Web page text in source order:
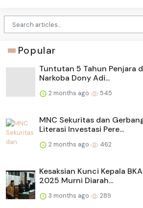
Popular
Tuntutan 5 Tahun Penjara
Narkoba Dony Adi...
2 months ago 545
MNC Sekuritas dan
Literasi Investasi Pere...
2 months ago 462
Kesaksian Kunci Kepala
2025 Murni Diarah...
3 months ago 289